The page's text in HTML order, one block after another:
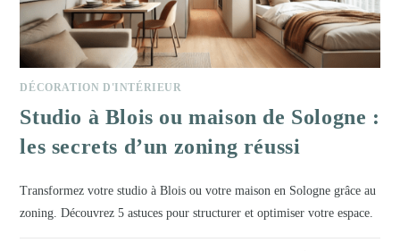
DÉCORATION D'INTÉRIEUR
Studio à Blois ou maison de Sologne :
les secrets d’un zoning réussi
Transformez votre studio à Blois ou votre maison en Sologne grâce au
zoning. Découvrez 5 astuces pour structurer et optimiser votre espace.